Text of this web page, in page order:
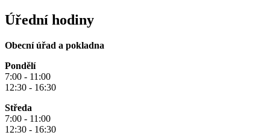
Úřední hodiny
Obecní úřad a pokladna
Pondělí
7:00 - 11:00
12:30 - 16:30
Středa
7:00 - 11:00
12:30 - 16:30